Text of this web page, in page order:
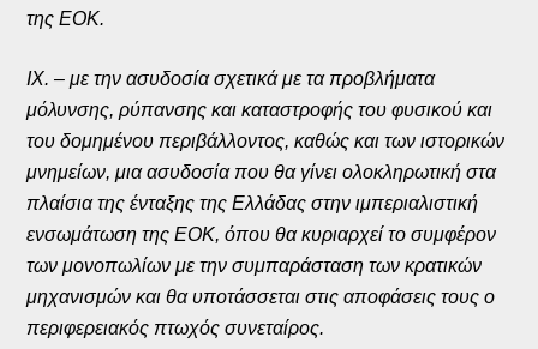
της ΕΟΚ.
IX. – με την ασυδοσία σχετικά με τα προβλήματα
μόλυνσης, ρύπανσης και καταστροφής του φυσικού και
του δομημένου περιβάλλοντος, καθώς και των ιστορικών
μνημείων, μια ασυδοσία που θα γίνει ολοκληρωτική στα
πλαίσια της ένταξης της Ελλάδας στην ιμπεριαλιστική
ενσωμάτωση της ΕΟΚ, όπου θα κυριαρχεί το συμφέρον
των μονοπωλίων με την συμπαράσταση των κρατικών
μηχανισμών και θα υποτάσσεται στις αποφάσεις τους ο
περιφερειακός πτωχός συνεταίρος.